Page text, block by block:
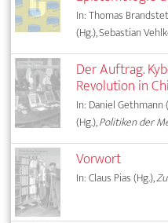
In: Thomas
(Hg.), Sebastian
Der Auftrag.
Revolution in
In: Daniel
(Hg.),Politiken der
Vorwort
In: Claus Pias (Hg.),